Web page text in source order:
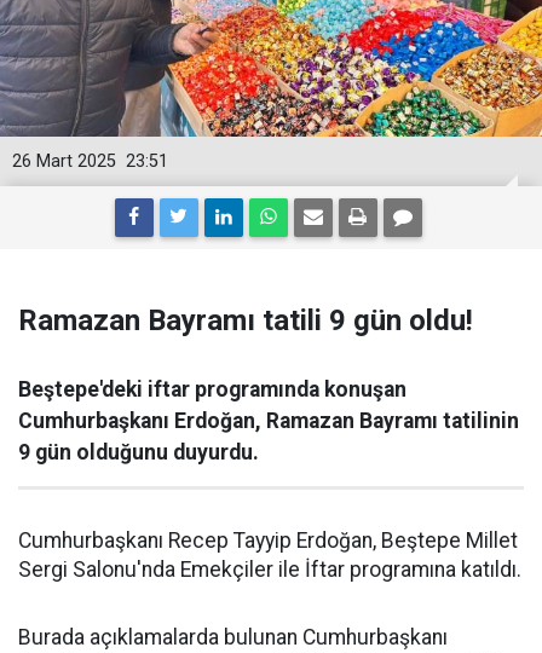
23:51
26 Mart 2025
Ramazan Bayramı tatili 9 gün oldu!
Beştepe'deki iftar programında konuşan
Cumhurbaşkanı Erdoğan, Ramazan Bayramı tatilinin
9 gün olduğunu duyurdu.
Cumhurbaşkanı Recep Tayyip Erdoğan, Beştepe Millet
Sergi Salonu'nda Emekçiler ile İftar programına katıldı.
Burada açıklamalarda bulunan Cumhurbaşkanı